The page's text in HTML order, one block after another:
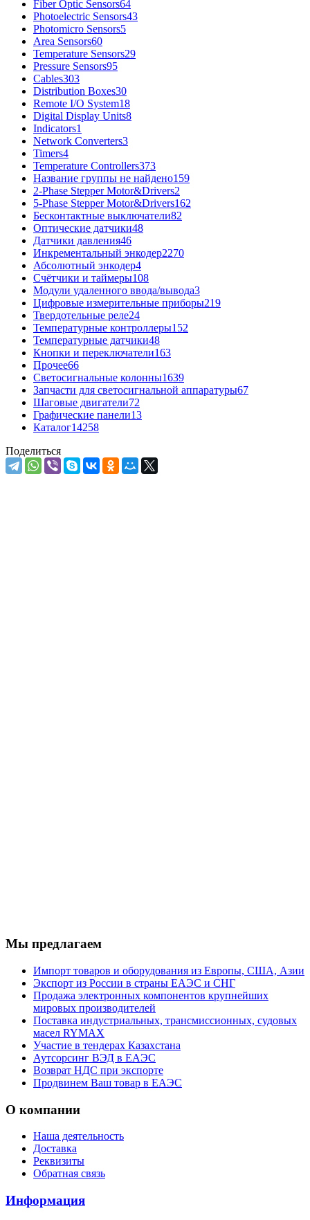
Fiber Optic Sensors64
Photoelectric Sensors43
Photomicro Sensors5
Area Sensors60
Temperature Sensors29
Pressure Sensors95
Cables303
Distribution Boxes30
Remote I/O System18
Digital Display Units8
Indicators1
Network Converters3
Timers4
Temperature Controllers373
Название группы не найдено159
2-Phase Stepper Motor&Drivers2
5-Phase Stepper Motor&Drivers162
Бесконтактные выключатели82
Оптические датчики48
Датчики давления46
Инкрементальный энкодер2270
Абсолютный энкодер4
Счётчики и таймеры108
Модули удаленного ввода/вывода3
Цифровые измерительные приборы219
Твердотельные реле24
Температурные контроллеры152
Температурные датчики48
Кнопки и переключатели163
Прочее66
Светосигнальные колонны1639
Запчасти для светосигнальной аппаратуры67
Шаговые двигатели72
Графические панели13
Каталог14258
Поделиться
Мы предлагаем
Импорт товаров и оборудования из Европы, США, Азии
Экспорт из России в страны ЕАЭС и СНГ
Продажа электронных компонентов крупнейших
мировых производителей
Поставка индустриальных, трансмиссионных, судовых
масел RYMAX
Участие в тендерах Казахстана
Аутсорсинг ВЭД в ЕАЭС
Возврат НДС при экспорте
Продвинем Ваш товар в ЕАЭС
О компании
Наша деятельность
Доставка
Реквизиты
Обратная связь
Информация